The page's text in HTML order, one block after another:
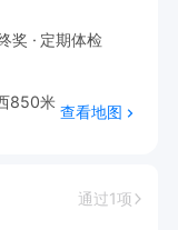
奖
定期体检
850米
查看地图
通过1项